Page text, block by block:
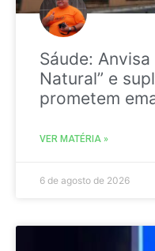
Sáude:
Natural” e
prometem
VER MATÉRIA »
6 de agosto de 2026